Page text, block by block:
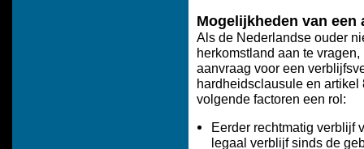
Mogelijkheden van een
Als de Nederlandse ouder
herkomstland aan te
aanvraag voor een
hardheidsclausule en
volgende factoren een rol:
Eerder rechtmatig verblijf
legaal verblijf sinds de